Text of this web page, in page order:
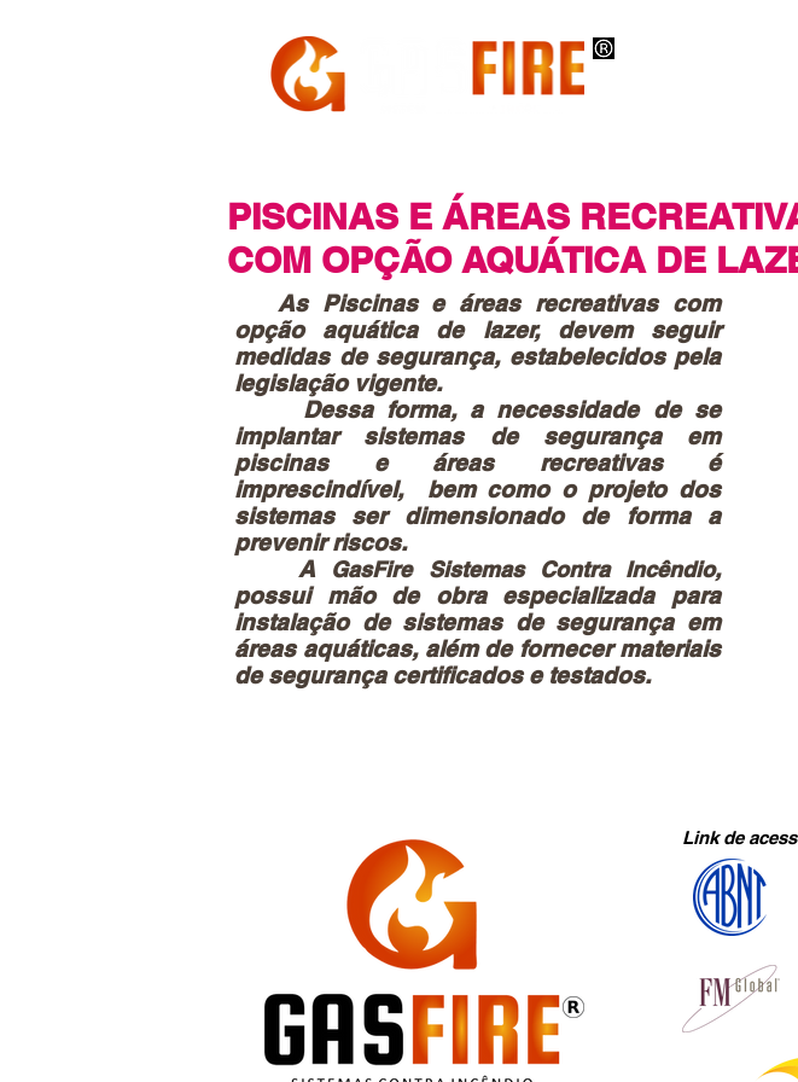
PISCINAS E ÁREAS
COM OPÇÃO AQUÁTICA DE
As Piscinas e áreas recreativas com
opção aquática de lazer, devem seguir
medidas de segurança, estabelecidos pela
legislação vigente.
Dessa forma, a necessidade de se
implantar sistemas de segurança em
piscinas e áreas recreativas é
imprescindível, bem como o projeto dos
sistemas ser dimensionado de forma a
prevenir riscos.
A
GasFire Sistemas Contra Incêndio,
possui mão de obra especializada para
instalação de sistemas de segurança em
áreas aquáticas, além de fornecer materiais
de segurança certificados e testados.
Link de